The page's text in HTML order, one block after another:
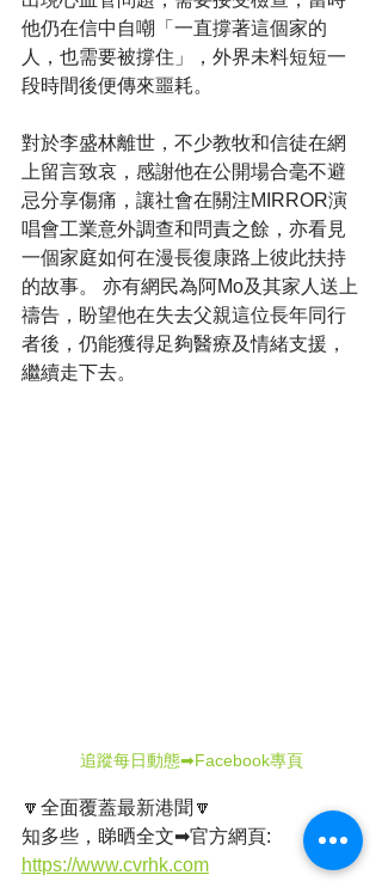
他仍在信中自嘲「一直撐著這個家的
人，也需要被撐住」，外界未料短短一
段時間後便傳來噩耗。
對於李盛林離世，不少教牧和信徒在網
上留言致哀，感謝他在公開場合毫不避
忌分享傷痛，讓社會在關注MIRROR演
唱會工業意外調查和問責之餘，亦看見
一個家庭如何在漫長復康路上彼此扶持
的故事。 亦有網民為阿Mo及其家人送上
禱告，盼望他在失去父親這位長年同行
者後，仍能獲得足夠醫療及情緒支援，
繼續走下去。
追蹤每日動態➡Facebook專頁
🔽全面覆蓋最新港聞🔽
知多些，睇晒全文➡官方網頁:
https://www.cvrhk.com